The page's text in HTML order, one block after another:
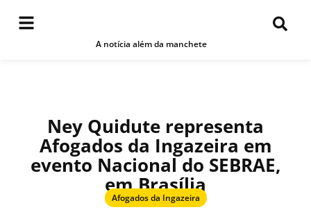
A notícia além da manchete
Ney Quidute representa
Afogados da Ingazeira em
evento Nacional do SEBRAE,
em Brasília
Afogados da Ingazeira